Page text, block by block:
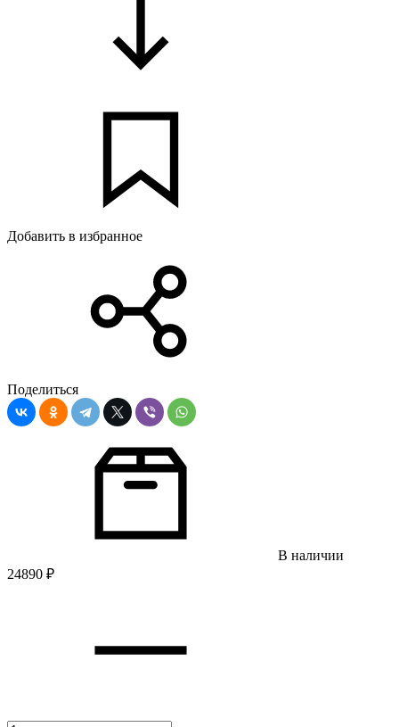
Добавить в избранное
Поделиться
В наличии
24890 ₽